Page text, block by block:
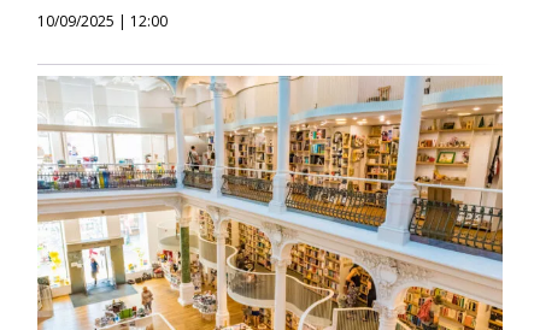
10/09/2025 | 12:00